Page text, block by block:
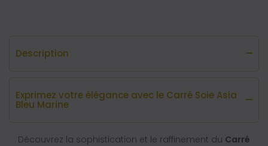
Description
Exprimez votre élégance avec le Carré Soie Asia
Bleu Marine
Découvrez la sophistication et le raffinement du Carré